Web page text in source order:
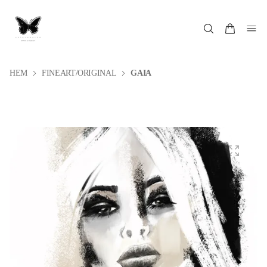
HEM FINEART/ORIGINAL GAIA